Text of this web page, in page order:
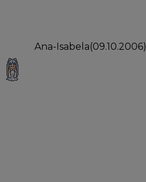
Ana-Isabela(09.10.2006)